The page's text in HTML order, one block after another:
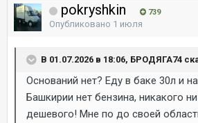
pokryshkin 739
Опубликовано 1 июля
В 01.07.2026 в 18:06, БРОДЯГА74
Оснований нет? Еду в баке 30л и
Башкирии нет бензина, никакого
дешевого! Мне по до своей